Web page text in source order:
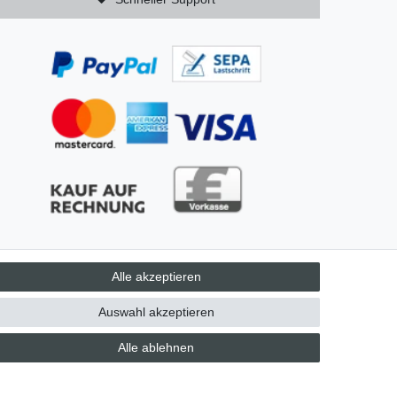
AGB
Alle akzeptieren
Alle ablehnen
Auswahl akzeptieren